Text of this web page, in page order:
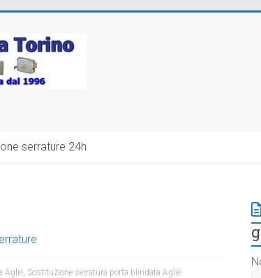
serrature 24h
Agliè, Sostituzione serratura porta blindata Agliè